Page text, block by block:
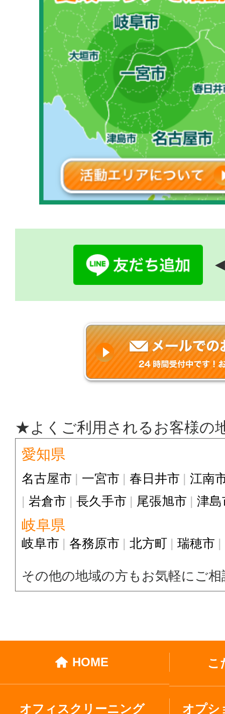
◀
★よくご利用されるお客様の
愛知県
名古屋市 一宮市 春日井市
江南
岩倉市
長久手市 尾張旭市 津島
岐阜県
岐阜市 各務原市 北方町 瑞穂市
その他の地域の方もお気軽にご
HOME こ
オフィスクリーニング オプシ